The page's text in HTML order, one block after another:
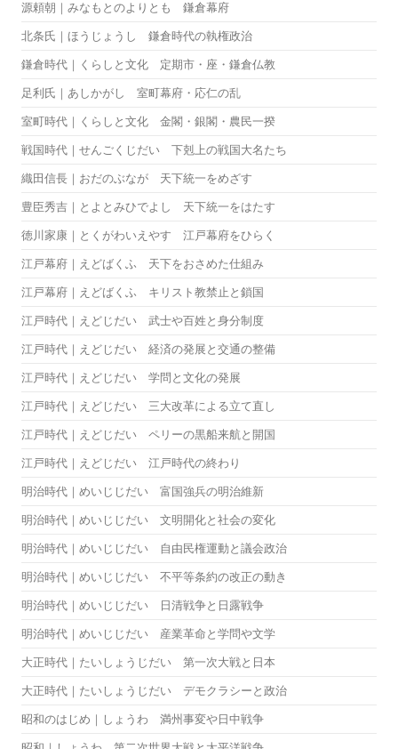
源頼朝｜みなもとのよりとも 鎌倉幕府
北条氏｜ほうじょうし 鎌倉時代の執権政治
鎌倉時代｜くらしと文化 定期市・座・鎌倉仏教
足利氏｜あしかがし 室町幕府・応仁の乱
室町時代｜くらしと文化 金閣・銀閣・農民一揆
戦国時代｜せんごくじだい 下剋上の戦国大名たち
織田信長｜おだのぶなが 天下統一をめざす
豊臣秀吉｜とよとみひでよし 天下統一をはたす
徳川家康｜とくがわいえやす 江戸幕府をひらく
江戸幕府｜えどばくふ 天下をおさめた仕組み
江戸幕府｜えどばくふ キリスト教禁止と鎖国
江戸時代｜えどじだい 武士や百姓と身分制度
江戸時代｜えどじだい 経済の発展と交通の整備
江戸時代｜えどじだい 学問と文化の発展
江戸時代｜えどじだい 三大改革による立て直し
江戸時代｜えどじだい ペリーの黒船来航と開国
江戸時代｜えどじだい 江戸時代の終わり
明治時代｜めいじじだい 富国強兵の明治維新
明治時代｜めいじじだい 文明開化と社会の変化
明治時代｜めいじじだい 自由民権運動と議会政治
明治時代｜めいじじだい 不平等条約の改正の動き
明治時代｜めいじじだい 日清戦争と日露戦争
明治時代｜めいじじだい 産業革命と学問や文学
大正時代｜たいしょうじだい 第一次大戦と日本
大正時代｜たいしょうじだい デモクラシーと政治
昭和のはじめ｜しょうわ 満州事変や日中戦争